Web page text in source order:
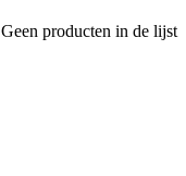
Geen producten in de lijst